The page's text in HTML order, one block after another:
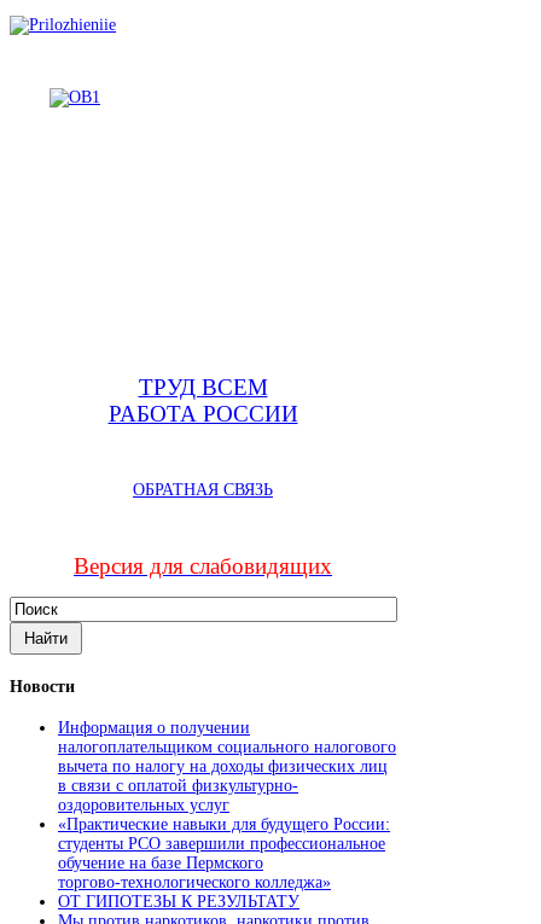
ТРУД ВСЕМ
РАБОТА РОССИИ
ОБРАТНАЯ СВЯЗЬ
Версия для слабовидящих
Новости
Информация о получении
налогоплательщиком социального налогового
вычета по налогу на доходы физических лиц
в связи с оплатой физкультурно-
оздоровительных услуг
«Практические навыки для будущего России:
студенты РСО завершили профессиональное
обучение на базе Пермского
торгово‑технологического колледжа»
ОТ ГИПОТЕЗЫ К РЕЗУЛЬТАТУ